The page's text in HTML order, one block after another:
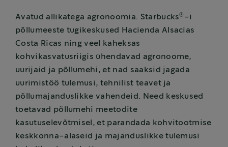
Avatud allikatega agronoomia. Starbucks® -i
põllumeeste tugikeskused Hacienda Alsacias
Costa Ricas ning veel kaheksas
kohvikasvatusriigis ühendavad agronoome,
uurijaid ja põllumehi, et nad saaksid jagada
uurimistöö tulemusi, tehnilist teavet ja
põllumajanduslikke vahendeid. Need keskused
toetavad põllumehi meetodite
kasutuselevõtmisel, et parandada kohvitootmise
keskkonna-alaseid ja majanduslikke tulemusi